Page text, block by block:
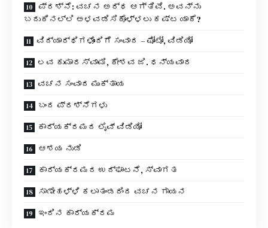
ಪ್ರಶ್ನೆ: ವಚನ ಅರ್ಥ ಆಗ್ತಿವೆ. ಅವನ್ನು
ಬದುಕಿನಲ್ಲಿ ಅಳವಡಿಸಿಕೊಳ್ಳಲು ಕಷ್ಟ ಯಾಕೆ?
ವಿದ್ಯಾರ್ಥಿಗಳೊಂದಿಗೆ ಸಂವಾದ – ಫೋಟೋ, ವಿಡಿಯೋ
ಲವ ಕುಮಾರಸ್ವಾಮಿ, ಕೇಶವ ಜಿ. ಧನ್ಯವಾದ
ವಚನ ಸಂವಾದ ಮುಕ್ತಾಯ
ಬಂದ ಪ್ರಶ್ನೆಗಳು
ಕಾರ್ಯಕ್ರಮದ ಲೈವ್ ವಿಡಿಯೋ
ಆಶಯ ನುಡಿ
ಕಾರ್ಯಕ್ರಮದ ಉದ್ಘಾಟನೆ, ಸ್ವಾಗತ
ಸಾಣೇಹಳ್ಳಿ ಕಲಾತಂಡದಿಂದ ವಚನ ಗಾಯನ
ಇಂದಿನ ಕಾರ್ಯಕ್ರಮ